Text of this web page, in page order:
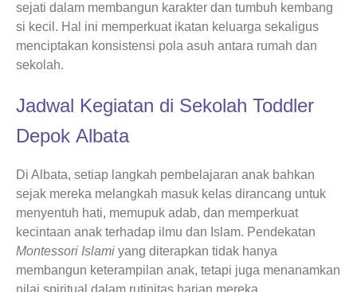
sejati dalam membangun karakter dan tumbuh kembang
si kecil. Hal ini memperkuat ikatan keluarga sekaligus
menciptakan konsistensi pola asuh antara rumah dan
sekolah.
Jadwal Kegiatan di Sekolah Toddler
Depok Albata
Di Albata, setiap langkah pembelajaran anak bahkan
sejak mereka melangkah masuk kelas dirancang untuk
menyentuh hati, memupuk adab, dan memperkuat
kecintaan anak terhadap ilmu dan Islam. Pendekatan
Montessori Islami yang diterapkan tidak hanya
membangun keterampilan anak, tetapi juga menanamkan